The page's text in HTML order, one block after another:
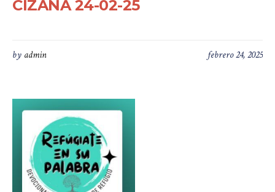
CIZAÑA 24-02-25
febrero 24, 2025
by admin